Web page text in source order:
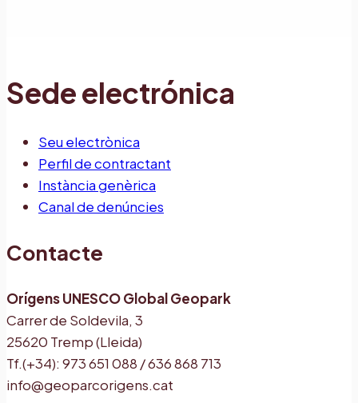
Sede electrónica
Seu electrònica
Perfil de contractant
Instància genèrica
Canal de denúncies
Contacte
Orígens UNESCO Global Geopark
Carrer de Soldevila, 3
25620 Tremp (Lleida)
Tf.(+34): 973 651 088 / 636 868 713
info@geoparcorigens.cat